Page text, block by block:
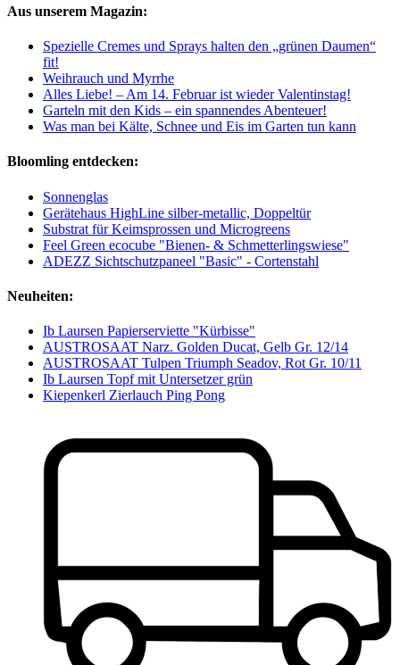
Aus unserem Magazin:
Spezielle Cremes und Sprays halten den „grünen Daumen“
fit!
Weihrauch und Myrrhe
Alles Liebe! – Am 14. Februar ist wieder Valentinstag!
Garteln mit den Kids – ein spannendes Abenteuer!
Was man bei Kälte, Schnee und Eis im Garten tun kann
Bloomling entdecken:
Sonnenglas
Gerätehaus HighLine silber-metallic, Doppeltür
Substrat für Keimsprossen und Microgreens
Feel Green ecocube "Bienen- & Schmetterlingswiese"
ADEZZ Sichtschutzpaneel "Basic" - Cortenstahl
Neuheiten:
Ib Laursen Papierserviette "Kürbisse"
AUSTROSAAT Narz. Golden Ducat, Gelb Gr. 12/14
AUSTROSAAT Tulpen Triumph Seadov, Rot Gr. 10/11
Ib Laursen Topf mit Untersetzer grün
Kiepenkerl Zierlauch Ping Pong